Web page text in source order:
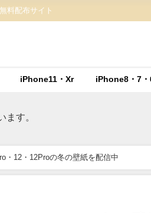
料配布サイト
iPhone11・Xr iPhone8・7・
ます。
・12・12Proの冬の壁紙を配信中